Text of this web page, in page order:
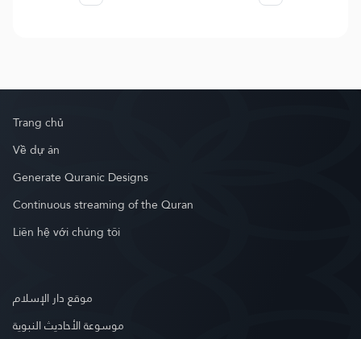
Trang chủ
Về dự án
Generate Quranic Designs
Continuous streaming of the Quran
Liên hệ với chúng tôi
موقع دار الإسلام
موسوعة الأحاديث النبوية